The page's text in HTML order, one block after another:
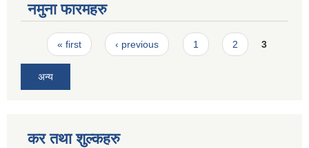
नमुना फारमहरु
Pages
« first ‹ previous 1 2 3
अन्य
कर तथा शुल्कहरु